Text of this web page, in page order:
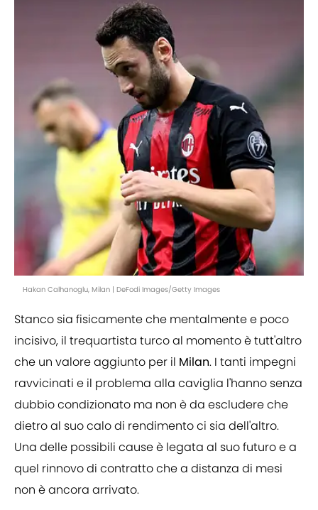
Hakan Calhanoglu, Milan | DeFodi Images/Getty Images
Stanco sia fisicamente che mentalmente e poco
incisivo, il trequartista turco al momento è tutt'altro
che un valore aggiunto per il Milan. I tanti impegni
ravvicinati e il problema alla caviglia l'hanno senza
dubbio condizionato ma non è da escludere che
dietro al suo calo di rendimento ci sia dell'altro.
Una delle possibili cause è legata al suo futuro e a
quel rinnovo di contratto che a distanza di mesi
non è ancora arrivato.